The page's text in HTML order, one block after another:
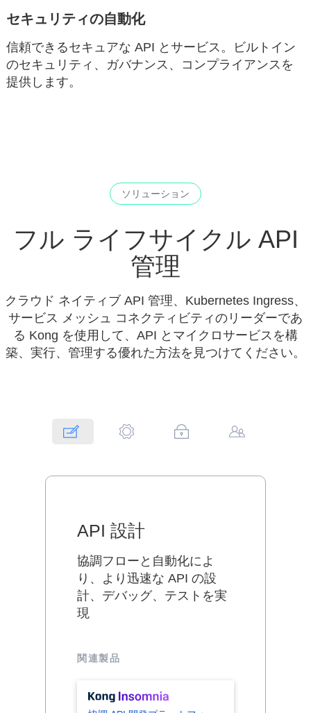
セキュリティの自動化
信頼できるセキュアな API とサービス。ビルトイン
のセキュリティ、ガバナンス、コンプライアンスを
提供します。
ソリューション
フル ライフサイクル API
管理
クラウド ネイティブ API 管理、Kubernetes Ingress、
サービス メッシュ コネクティビティのリーダーであ
る Kong を使用して、API とマイクロサービスを構
築、実行、管理する優れた方法を見つけてください。
API 設計
協調フローと自動化によ
り、より迅速な API の設
計、デバッグ、テストを実
現
関連製品